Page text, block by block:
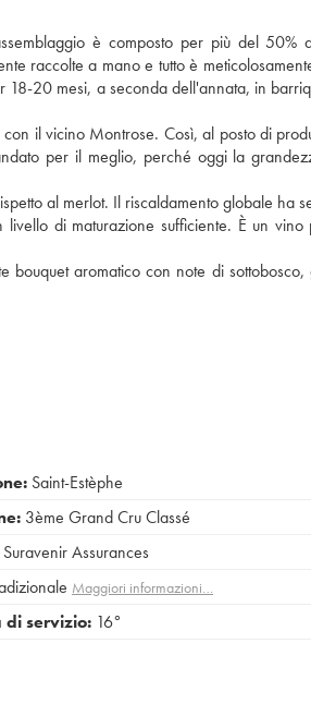
è composto per più del 50%
raccolte a mano e tutto è
20 mesi, a seconda dell'annata, in
il vicino Montrose. Così, al posto di
per il meglio, perché oggi la
al merlot. Il riscaldamento globale ha
di maturazione sufficiente. È un vino
aromatico con note di sottobosco,
Saint-Estèphe
3ème Grand Cru Classé
Suravenir Assurances
Maggiori informazioni…
di servizio: 16°